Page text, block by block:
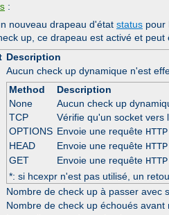
:
nouveau drapeau d'état status pour
up, ce drapeau est activé et
Description
Aucun check up dynamique n'est
Method
Description
None
Aucun check up
TCP
Vérifie qu'un socket
OPTIONS Envoie une requête
HEAD
Envoie une requête
GET
Envoie une requête
*: si hcexpr n'est pas utilisé, un
Nombre de check up à passer avec
Nombre de check up échoués